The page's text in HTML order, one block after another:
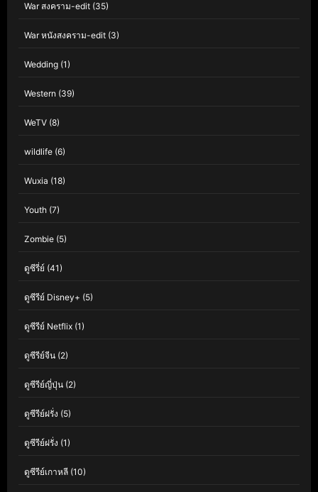
War สงคราม-edit (35)
War หนังสงคราม-edit (3)
Wedding (1)
Western (39)
WeTV (8)
wildlife (6)
Wuxia (18)
Youth (7)
Zombie (5)
ดูซีรี่ย์ (41)
ดูซีรีย์ Disney+ (5)
ดูซีรีย์ Netflix (1)
ดูซีรีย์จีน (2)
ดูซีรีย์ญี่ปุ่น (2)
ดูซีรีย์ฝรั่ง (5)
ดูซีรีย์ฝรั่ง (1)
ดูซีรีย์เกาหลี (10)